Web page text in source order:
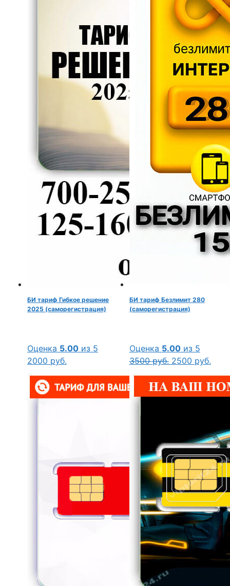
БИ тариф Гибкое решение
2025 (саморегистрация)
Оценка 5.00 из 5
2000 руб.
БИ тариф Безлимит 280
(саморегистрация)
Оценка 5.00из 5
3500руб.
составляла
3500 руб..
2500 руб.